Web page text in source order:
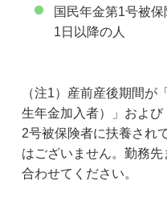
国民年金第1号被
1日以降の人
（注1）産前産後期間が
生年金加入者）」およ
2号被保険者に扶養され
はございません。勤務
合わせてください。